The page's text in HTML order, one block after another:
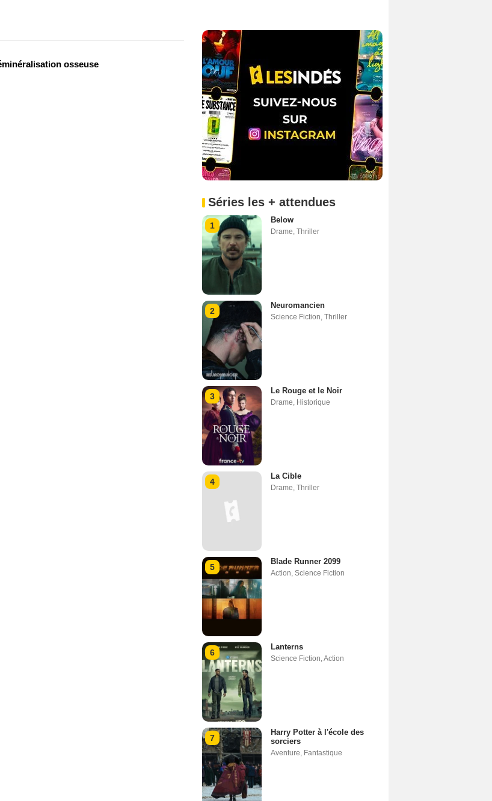
osseuse
Séries les + attendues
1
Below
Drame Thriller
2
Neuromancien
Science Fiction Thriller
3
Le Rouge et le Noir
Drame Historique
4
La Cible
Drame Thriller
5
Blade Runner 2099
Action Science Fiction
6
Lanterns
Science Fiction Action
7
Harry Potter à l'école des
sorciers
Aventure Fantastique